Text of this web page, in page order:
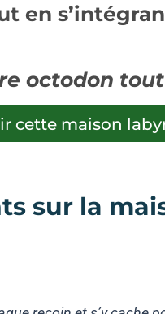
en
octodon
cette maison
sur la